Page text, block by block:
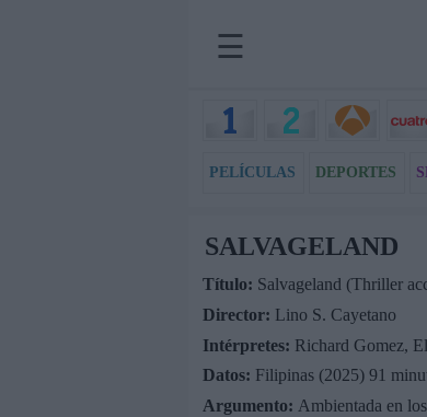
☰
PELÍCULAS DEPORTES
SALVAGELAND
Título: Salvageland (Thriller
Director: Lino S. Cayetano
Intérpretes: Richard Gomez,
Datos: Filipinas (2025) 91
Argumento: Ambientada en